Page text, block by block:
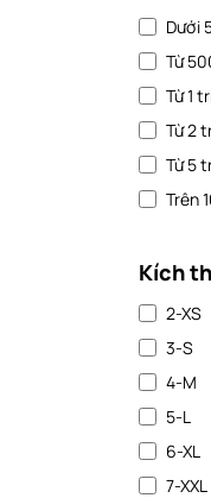
Dưới
Từ
Từ 1
Từ 2
Từ 5
Trên
Kích
2-XS
3-S
4-M
5-L
6-XL
7-XXL